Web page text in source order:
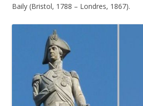
Baily (Bristol, 1788 – Londres, 1867).